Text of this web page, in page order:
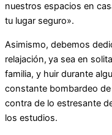
nuestros espacios en
tu lugar seguro».
Asimismo, debemos
relajación, ya sea en
familia, y huir durante
constante bombardeo
contra de lo estresante
los estudios.